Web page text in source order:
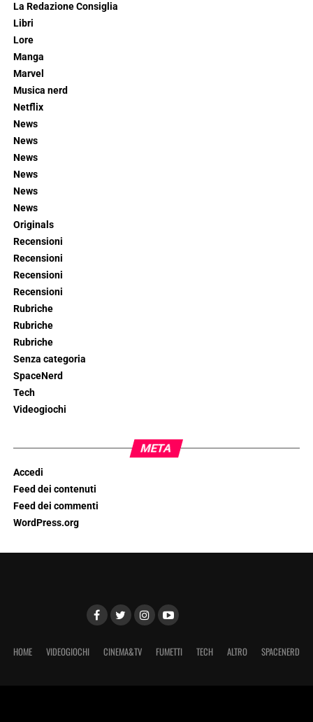
La Redazione Consiglia
Libri
Lore
Manga
Marvel
Musica nerd
Netflix
News
News
News
News
News
News
Originals
Recensioni
Recensioni
Recensioni
Recensioni
Rubriche
Rubriche
Rubriche
Senza categoria
SpaceNerd
Tech
Videogiochi
META
Accedi
Feed dei contenuti
Feed dei commenti
WordPress.org
HOME VIDEOGIOCHI CINEMA&TV FUMETTI TECH ALTRO SPACENERD